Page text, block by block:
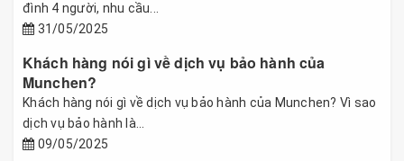
đình 4 người, nhu cầu...
31/05/2025
Khách hàng nói gì về dịch vụ bảo hành của
Munchen?
Khách hàng nói gì về dịch vụ bảo hành của Munchen? Vì sao
dịch vụ bảo hành là...
09/05/2025